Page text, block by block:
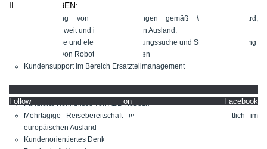
Follow on Facebook
IHRE AUFGABEN:
Durchführung von Roboterwartungen gemäß Wartungsstandard,
deutschlandweit und im europäischen Ausland.
Mechanische und elektronische Störungssuche und Störungsbehebung
Installation von Robotern beim Kunden
Kundensupport im Bereich Ersatzteilmanagement
Fundierte Kenntnisse von ABB Robotik
Mehrtägige Reisebereitschaft in Deutschland und gelegentlich im
europäischen Ausland
Kundenorientiertes Denken und Handeln